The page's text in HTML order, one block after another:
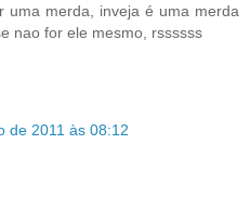
uma merda, inveja é uma merda
nao for ele mesmo, rssssss
de 2011 às 08:12